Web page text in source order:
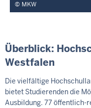
MKW
Überblick:
Westfalen
Die vielfältige
bietet Studierenden die
Ausbildung. 77 öffentlich-